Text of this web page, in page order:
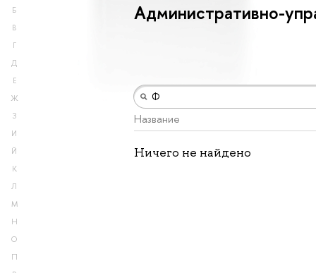
Б
В
Г
Д
Е
Ж
З
И
Й
К
Л
М
Н
О
П
Административно-
Название
Ничего не найдено